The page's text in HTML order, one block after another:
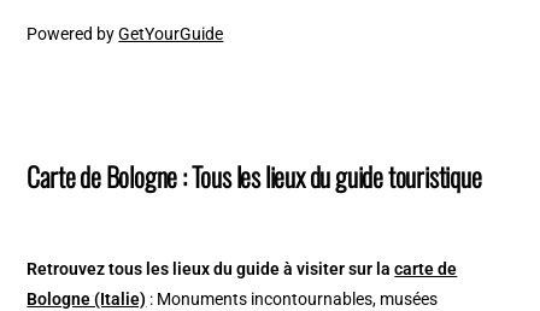
Powered byGetYourGuide
Carte de Bologne : Tous les lieux du guide touristique
Retrouvez tous les lieux du guide à visiter sur lacarte de
Bologne (Italie) : Monuments incontournables, musées